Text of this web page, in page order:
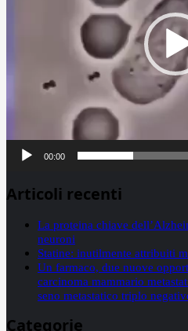
00:00
Articoli recenti
La proteina chiave
neuroni
Statine: inutilmente attribuiti
Un farmaco, due nuove
carcinoma mammario
seno metastatico triplo
Categorie